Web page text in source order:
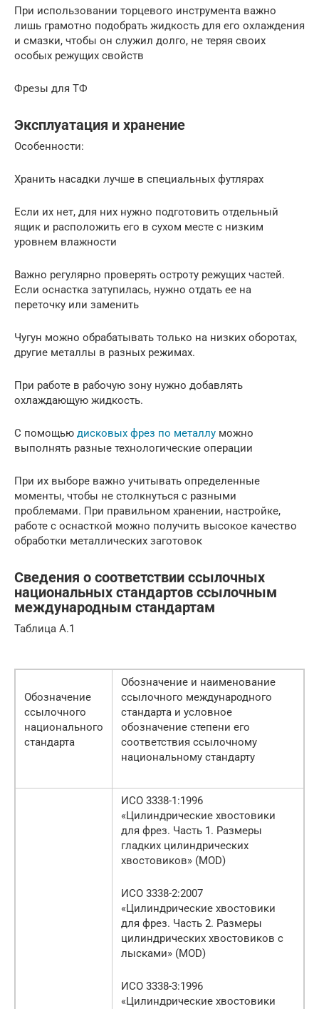
При использовании торцевого инструмента важно
лишь грамотно подобрать жидкость для его охлаждения
и смазки, чтобы он служил долго, не теряя своих
особых режущих свойств
Фрезы для ТФ
Эксплуатация и хранение
Особенности:
Хранить насадки лучше в специальных футлярах
Если их нет, для них нужно подготовить отдельный
ящик и расположить его в сухом месте с низким
уровнем влажности
Важно регулярно проверять остроту режущих частей.
Если оснастка затупилась, нужно отдать ее на
переточку или заменить
Чугун можно обрабатывать только на низких оборотах,
другие металлы в разных режимах.
При работе в рабочую зону нужно добавлять
охлаждающую жидкость.
С помощью дисковых фрез по металлу можно
выполнять разные технологические операции
При их выборе важно учитывать определенные
моменты, чтобы не столкнуться с разными
проблемами. При правильном хранении, настройке,
работе с оснасткой можно получить высокое качество
обработки металлических заготовок
Сведения о соответствии ссылочных
национальных стандартов ссылочным
международным стандартам
Таблица А.1
Обозначение
ссылочного
национального
стандарта
Обозначение и наименование
ссылочного международного
стандарта и условное
обозначение степени его
соответствия ссылочному
национальному стандарту
ИСО 3338-1:1996
«Цилиндрические хвостовики
для фрез. Часть 1. Размеры
гладких цилиндрических
хвостовиков» (MOD)
ИСО 3338-2:2007
«Цилиндрические хвостовики
для фрез. Часть 2. Размеры
цилиндрических хвостовиков с
лысками» (MOD)
ИСО 3338-3:1996
«Цилиндрические хвостовики